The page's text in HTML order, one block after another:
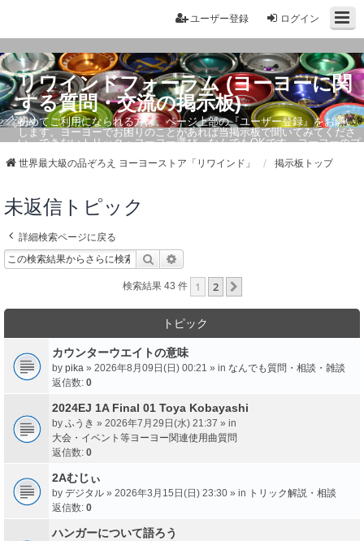
ログイン
ユーザー登録
リワインドフォーラム (ヨーヨーに関
する質問・交流の掲示板)
初めてご利用になられる方は、ページ上部の『ユーザー登録』をお願い
します。ヨーヨーでお困りのことがあれば当掲示板で聞いてみてくださ
い。できないトリック・ヨーヨー選び、なんでもOKです。ヨーヨーのプ
世界最大級の品ぞろえ ヨーヨーストア「リワインド」 掲示板トップ
未返信トピック
詳細検索ページに戻る
検索
検索結果 43 件 1 2
トピック
カウンターウエイトの意味
by pika » 2026年8月09日(日) 00:21 » in なんでも質問・相談・雑談
返信数: 0
2024EJ 1A Final 01 Toya Kobayashi
by ふうき » 2026年7月29日(水) 21:37 » in
大会・イベント等ヨーヨー関連使用曲質問
返信数: 0
2Aむじぃ
by デジタル » 2026年3月15日(日) 23:30 » in トリック解説・相談
返信数: 0
ハンガーについて語ろう